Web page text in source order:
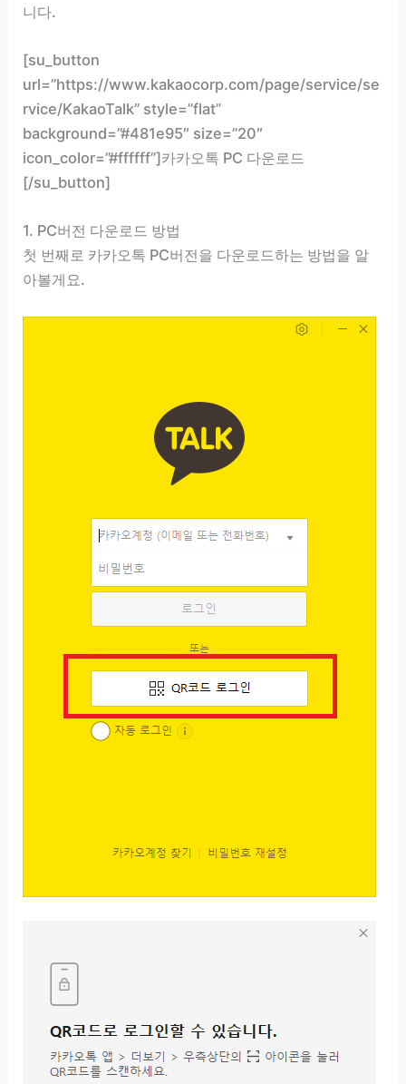
니다.
[su_button
url=”https://www.kakaocorp.com/page/service/se
rvice/KakaoTalk” style=”flat”
background=”#481e95″ size=”20″
icon_color=”#ffffff”]카카오톡 PC 다운로드
[/su_button]
1. PC버전 다운로드 방법
첫 번째로 카카오톡 PC버전을 다운로드하는 방법을 알
아볼게요.